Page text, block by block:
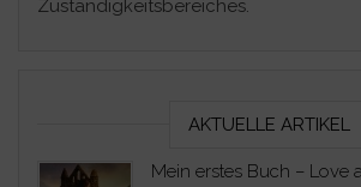
Zuständigkeitsbereiches.
AKTUELLE ARTIKEL
Mein erstes Buch – Love